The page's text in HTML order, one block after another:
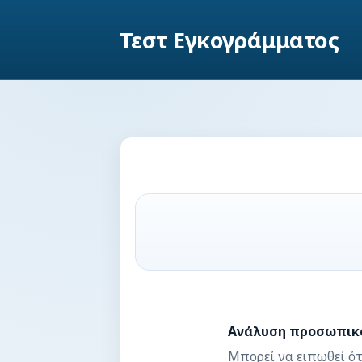
Τεστ Εγκογράμματος
Ανάλυση
Μπορεί να ειπωθεί